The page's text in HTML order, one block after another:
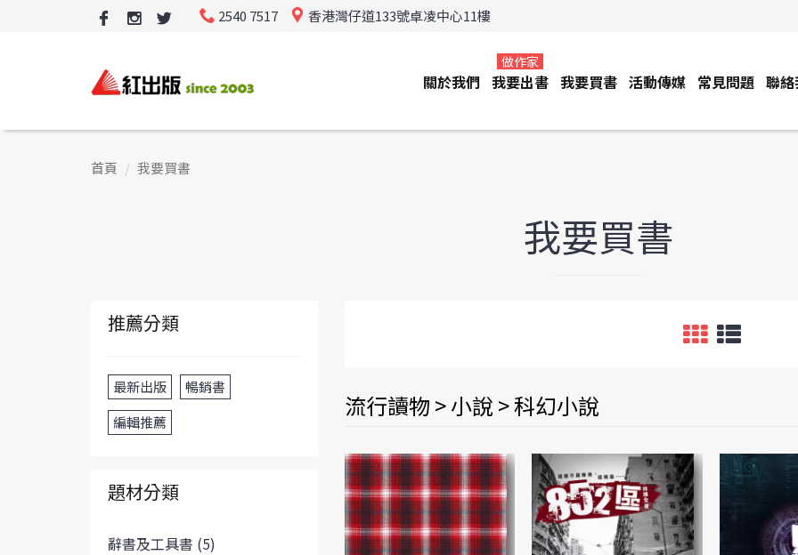
2540 7517 香港灣仔道133號卓凌中心11樓
關於我們 我要出書
做作家
我要買書 活動傳媒 常見問題 聯
首頁 我要買書
我要買書
推薦分類
最新出版
暢銷書
編輯推薦
題材分類
辭書及工具書 (5)
流行讀物 > 小說 > 科幻小說